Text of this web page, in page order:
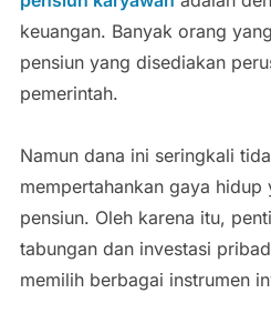
keuangan. Banyak orang
pensiun yang disediakan
pemerintah.
Namun dana ini seringkali
mempertahankan gaya
pensiun. Oleh karena itu,
tabungan dan investasi
memilih berbagai instrumen